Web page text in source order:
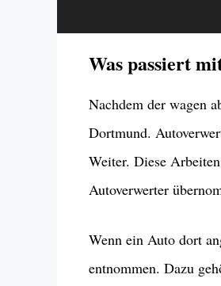
Was passiert
Nachdem der wagen
Dortmund.
Weiter. Diese
Autoverwerter
Wenn ein Auto dort
entnommen. Dazu